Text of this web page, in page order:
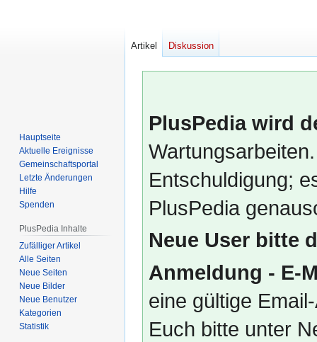
PlusPedia wird
Entschuldigung;
PlusPedia
Neue User bitte
Anmeldung - E-
eine gültige
Euch bitte unter
Artikel Diskussion
Hauptseite
Aktuelle Ereignisse
Gemeinschafts­portal
Letzte Änderungen
Hilfe
Spenden
PlusPedia Inhalte
Zufälliger Artikel
Alle Seiten
Neue Seiten
Neue Bilder
Neue Benutzer
Kategorien
Statistik